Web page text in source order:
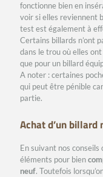
fonctionne bien en
voir si elles reviennent
test est également à
Certains billards n’ont
dans le trou où elles
que pour un billard
A noter : certaines
qui peut être pénible
partie.
Achat d’un billard
En suivant nos conseils
éléments pour bien
neuf. Toutefois